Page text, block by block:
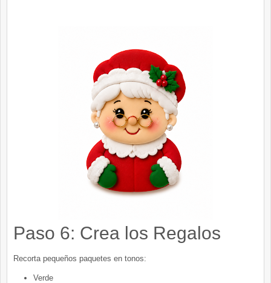
Paso 6: Crea los Regalos
Recorta pequeños paquetes en tonos:
Verde